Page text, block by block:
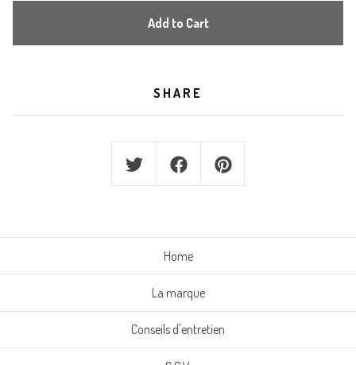
Add to Cart
SHARE
Home
La marque
Conseils d'entretien